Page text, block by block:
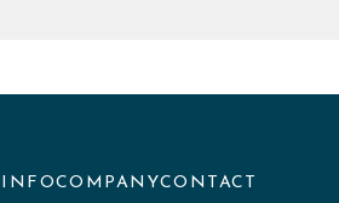
INFOCOMPANYCONTACT